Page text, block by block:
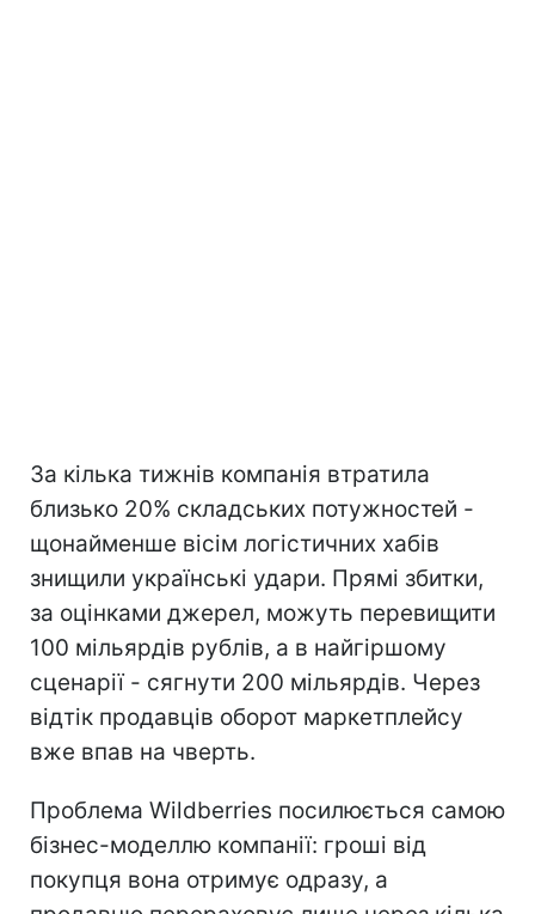
За кілька тижнів компанія втратила
близько 20% складських потужностей -
щонайменше вісім логістичних хабів
знищили українські удари. Прямі збитки,
за оцінками джерел, можуть перевищити
100 мільярдів рублів, а в найгіршому
сценарії - сягнути 200 мільярдів. Через
відтік продавців оборот маркетплейсу
вже впав на чверть.
Проблема Wildberries посилюється самою
бізнес-моделлю компанії: гроші від
покупця вона отримує одразу, а